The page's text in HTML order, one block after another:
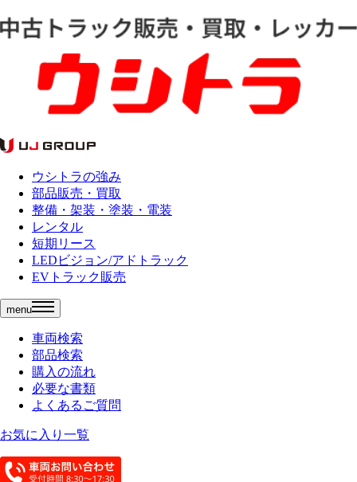
ウシトラの強み
部品販売・買取
整備・架装・塗装・電装
レンタル
短期リース
LEDビジョン/アドトラック
EVトラック販売
menu
車両検索
部品検索
購入の流れ
必要な書類
よくあるご質問
お気に入り一覧